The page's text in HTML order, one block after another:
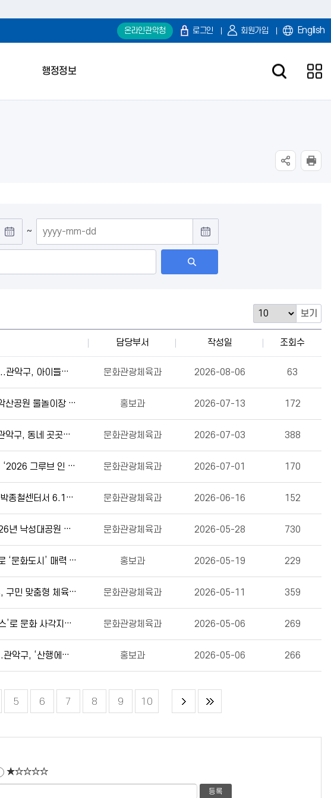
온라인관악청 로그인 회원가입 English
행정정보
~
보기
담당부서 작성일 조회수
즐거운 축제의 다음 장은 따뜻한 나눔...관악구, 아이들의 예술 꿈 응원한다(2026.8.6.) 문화관광체육과 2026-08-06 63
“도심 속 여름 피서 시작!” 관악구, 관악산공원 물놀이장 개장식 개최(2026.7.13.) 홍보과 2026-07-13 172
“피서, 멀리 갈 필요 없이 관악으로!” 관악구, 동네 곳곳에 물놀이장 전격 개장(2026.7.3.) 문화관광체육과 2026-07-03 388
더위 날리고! Groove 살리고! 관악구, ‘2026 그루브 인 관악’ 개최(2026.7.1.) 문화관광체육과 2026-07-01 170
“일상 속 민주주의 체험해요” 관악구, 박종철센터서 6.10 민주항쟁 기념행사 다채롭게 이어가(2026.6.16.) 문화관광체육과 2026-06-16 152
제안서평가위원회 평가 결과 공개(2026년 낙성대공원 어린이 물놀이장 운영 용역) 문화관광체육과 2026-05-28 730
별빛이 머무는 관악! 축제와 청년문화로 ‘문화도시’ 매력 높인다(2026.5.19.) 홍보과 2026-05-19 229
“파크골프부터 학교 개방까지” 관악구, 구민 맞춤형 체육 프로그램으로 ‘365 생활체육’ 실현 박차(2026.5.11.) 문화관광체육과 2026-05-11 359
관악구, 찾아가는 공연장 ‘관악아트버스’로 문화 사각지대 없앤다(2026.5.6.) 문화관광체육과 2026-05-06 269
관악산 자락 따라 피어나는 골목경제...관악구, ‘산행에서 미식까지’ 발길 잇는다(2026.5.3.) 홍보과 2026-05-06 266
5 6 7 8 9 10
★☆☆☆☆